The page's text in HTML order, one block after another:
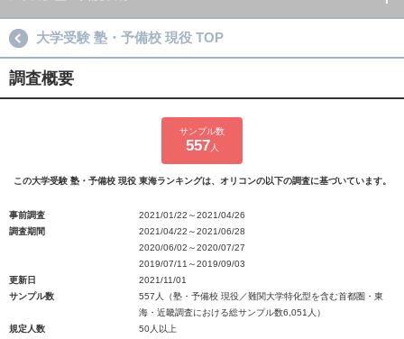
大学受験 塾・予備校 現役 TOP
調査概要
サンプル数
557 人
この大学受験 塾・予備校 現役 東海ランキングは、オリコンの以下の調査に基づいています。
事前調査
2021/01/22～2021/04/26
調査期間
2021/04/22～2021/06/28
2020/06/02～2020/07/27
2019/07/11～2019/09/03
更新日
2021/11/01
サンプル数
557人（塾・予備校 現役／難関大学特化型を含む首都圏・東
海・近畿調査における総サンプル数6,051人）
規定人数
50人以上